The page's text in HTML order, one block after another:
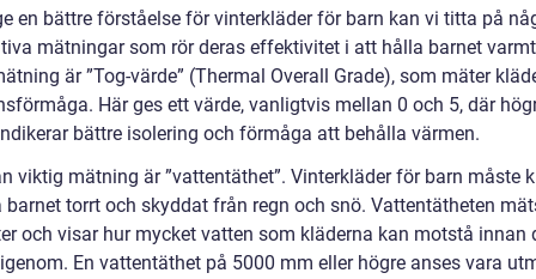
en bättre förståelse för vinterkläder för barn kan vi titta på
mätningar som rör deras effektivitet i att hålla barnet
är ”Tog-värde” (Thermal Overall Grade), som mäter
Här ges ett värde, vanligtvis mellan 0 och 5, där
bättre isolering och förmåga att behålla värmen.
viktig mätning är ”vattentäthet”. Vinterkläder för barn måste
barnet torrt och skyddat från regn och snö. Vattentätheten
och visar hur mycket vatten som kläderna kan motstå innan
En vattentäthet på 5000 mm eller högre anses vara